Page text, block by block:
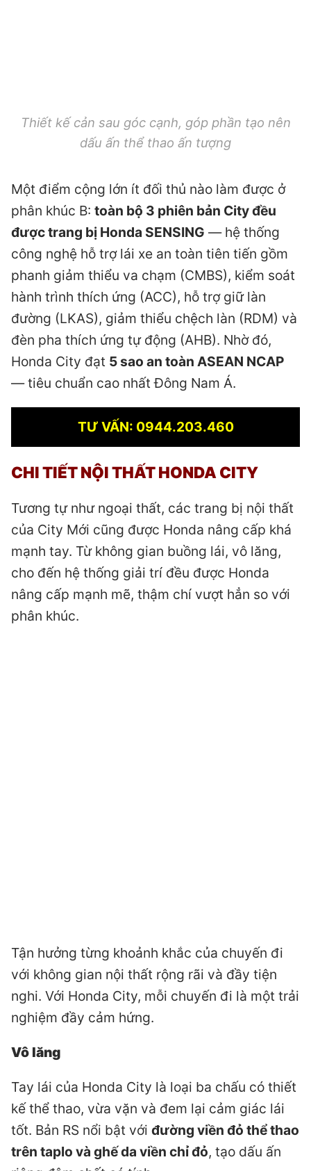
Thiết kế cản sau góc cạnh, góp phần tạo nên
dấu ấn thể thao ấn tượng
Một điểm cộng lớn ít đối thủ nào làm được ở
phân khúc B: toàn bộ 3 phiên bản City đều
được trang bị Honda SENSING — hệ thống
công nghệ hỗ trợ lái xe an toàn tiên tiến gồm
phanh giảm thiểu va chạm (CMBS), kiểm soát
hành trình thích ứng (ACC), hỗ trợ giữ làn
đường (LKAS), giảm thiểu chệch làn (RDM) và
đèn pha thích ứng tự động (AHB). Nhờ đó,
Honda City đạt 5 sao an toàn ASEAN NCAP
— tiêu chuẩn cao nhất Đông Nam Á.
TƯ VẤN: 0944.203.460
CHI TIẾT NỘI THẤTHONDA CITY
Tương tự như ngoại thất, các trang bị nội thất
của City Mới cũng được Honda nâng cấp khá
mạnh tay. Từ không gian buồng lái, vô lăng,
cho đến hệ thống giải trí đều được Honda
nâng cấp mạnh mẽ, thậm chí vượt hẳn so với
phân khúc.
Tận hưởng từng khoảnh khắc của chuyến đi
với không gian nội thất rộng rãi và đầy tiện
nghi. Với Honda City, mỗi chuyến đi là một trải
nghiệm đầy cảm hứng.
Vô lăng
Tay lái của Honda City là loại ba chấu có thiết
kế thể thao, vừa vặn và đem lại cảm giác lái
tốt. Bản RS nổi bật với đường viền đỏ thể thao
trên taplo và ghế da viền chỉ đỏ, tạo dấu ấn